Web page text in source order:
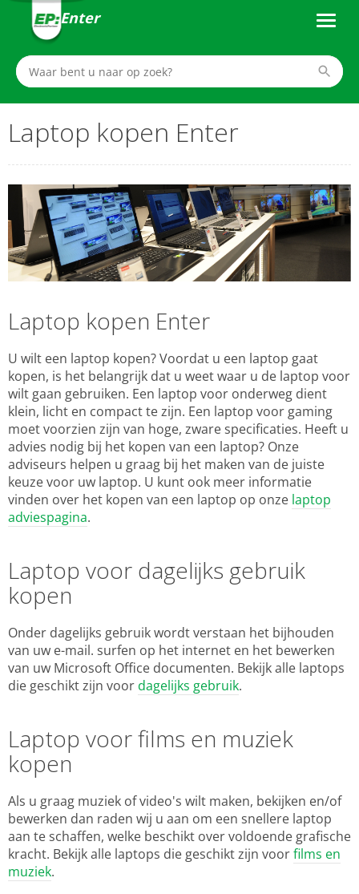
Enter
Laptop kopen Enter
Laptop kopen Enter
U wilt een laptop kopen? Voordat u een laptop gaat
kopen, is het belangrijk dat u weet waar u de laptop voor
wilt gaan gebruiken. Een laptop voor onderweg dient
klein, licht en compact te zijn. Een laptop voor gaming
moet voorzien zijn van hoge, zware specificaties. Heeft u
advies nodig bij het kopen van een laptop? Onze
adviseurs helpen u graag bij het maken van de juiste
keuze voor uw laptop. U kunt ook meer informatie
vinden over het kopen van een laptop op onze laptop
adviespagina.
Laptop voor dagelijks gebruik
kopen
Onder dagelijks gebruik wordt verstaan het bijhouden
van uw e-mail. surfen op het internet en het bewerken
van uw Microsoft Office documenten. Bekijk alle laptops
die geschikt zijn voordagelijks gebruik.
Laptop voor films en muziek
kopen
Als u graag muziek of video's wilt maken, bekijken en/of
bewerken dan raden wij u aan om een snellere laptop
aan te schaffen, welke beschikt over voldoende grafische
kracht. Bekijk alle laptops die geschikt zijn voorfilms en
muziek.